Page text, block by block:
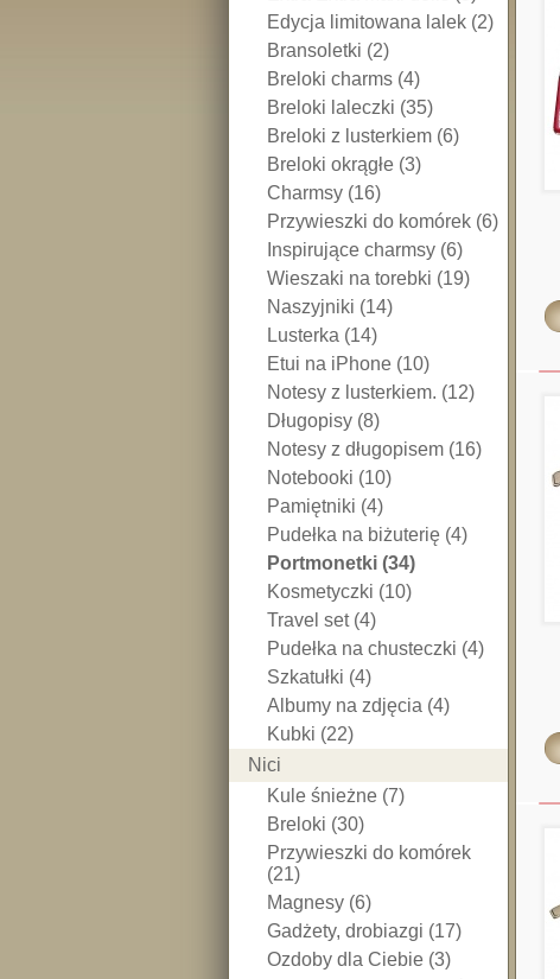
Edycja limitowana lalek (2)
Bransoletki (2)
Breloki charms (4)
Breloki laleczki (35)
Breloki z lusterkiem (6)
Breloki okrągłe (3)
Charmsy (16)
Przywieszki do komórek (6)
Inspirujące charmsy (6)
Wieszaki na torebki (19)
Naszyjniki (14)
Lusterka (14)
Etui na iPhone (10)
Notesy z lusterkiem. (12)
Długopisy (8)
Notesy z długopisem (16)
Notebooki (10)
Pamiętniki (4)
Pudełka na biżuterię (4)
Portmonetki (34)
Kosmetyczki (10)
Travel set (4)
Pudełka na chusteczki (4)
Szkatułki (4)
Albumy na zdjęcia (4)
Kubki (22)
Nici
Kule śnieżne (7)
Breloki (30)
Przywieszki do komórek
(21)
Magnesy (6)
Gadżety, drobiazgi (17)
Ozdoby dla Ciebie (3)